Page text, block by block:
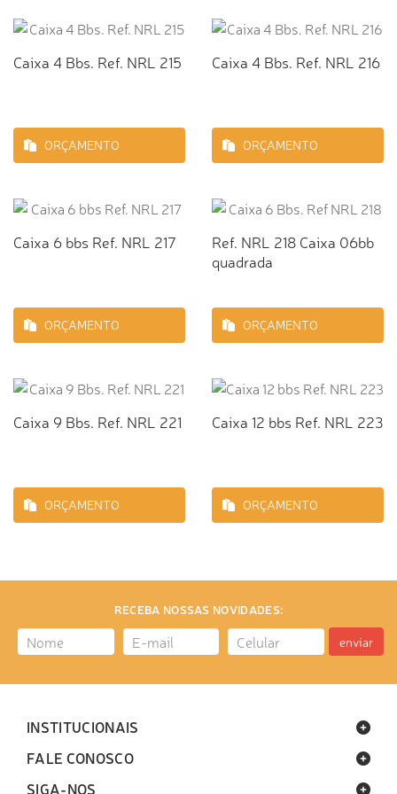
Caixa 4 Bbs. Ref. NRL 215
ORÇAMENTO
Caixa 4 Bbs. Ref. NRL 216
ORÇAMENTO
Caixa 6 bbs Ref. NRL 217
ORÇAMENTO
Ref. NRL 218 Caixa 06bb
quadrada
ORÇAMENTO
Caixa 9 Bbs. Ref. NRL 221
ORÇAMENTO
Caixa 12 bbs Ref. NRL 223
ORÇAMENTO
RECEBA NOSSAS NOVIDADES:
enviar
INSTITUCIONAIS
FALE CONOSCO
SIGA-NOS